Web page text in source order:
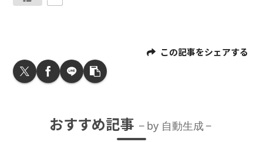
この記事をシェアする
おすすめ記事 by 自動生成